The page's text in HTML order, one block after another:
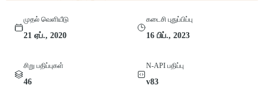
முதல் வெளியீடு
21 ஏப்., 2020
கடைசி புதுப்பிப்பு
16 பிப்., 2023
சிறு பதிப்புகள்
46
N-API பதிப்பு
v83